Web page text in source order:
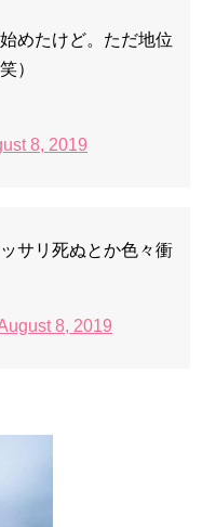
めたけど。ただ地位
）
8, 2019
サリ死ぬとか色々衝
8, 2019